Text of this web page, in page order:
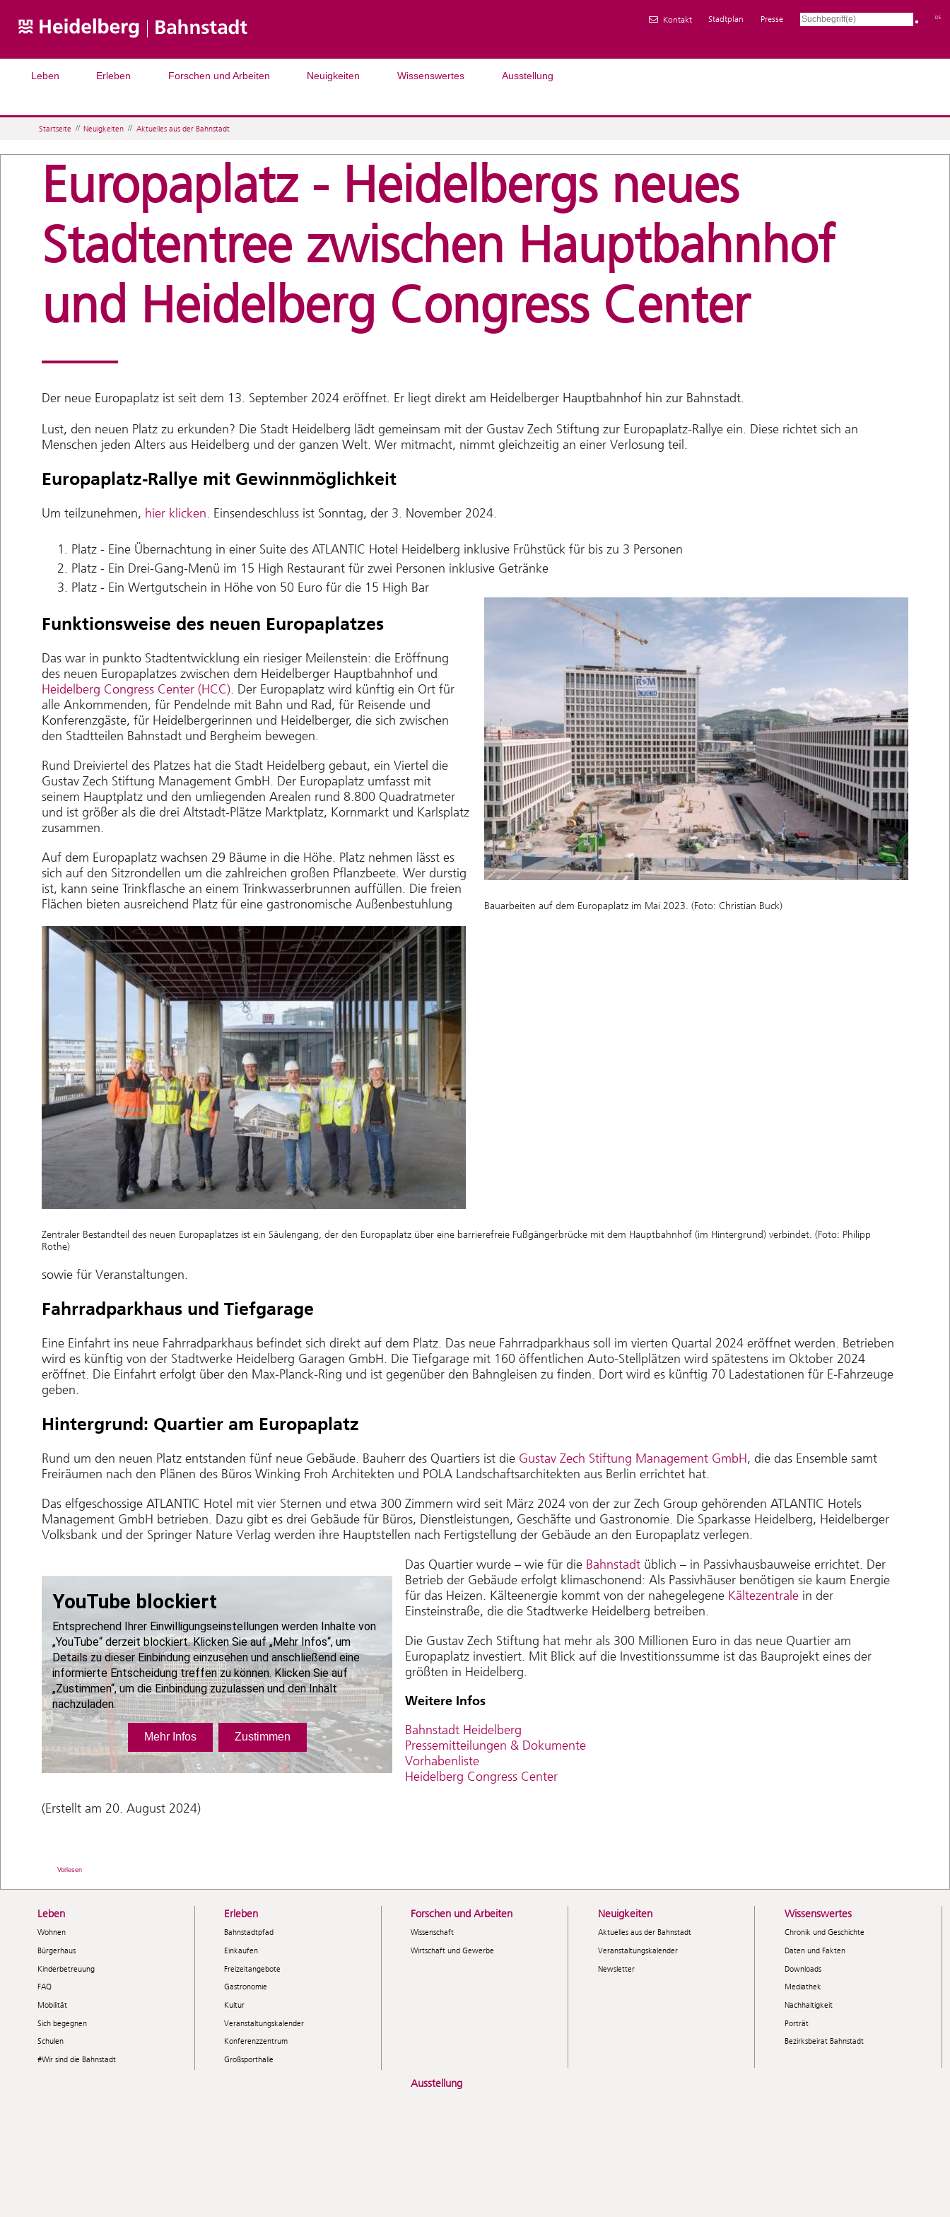
Kontakt Stadtplan Presse DE
Leben Erleben Forschen und Arbeiten Neuigkeiten Wissenswertes Ausstellung
Startseite // Neuigkeiten // Aktuelles aus der Bahnstadt
Europaplatz - Heidelbergs neues
Stadtentree zwischen Hauptbahnhof
und Heidelberg Congress Center
Der neue Europaplatz ist seit dem 13. September 2024 eröffnet. Er liegt direkt am Heidelberger Hauptbahnhof hin zur Bahnstadt.
Lust, den neuen Platz zu erkunden? Die Stadt Heidelberg lädt gemeinsam mit der Gustav Zech Stiftung zur Europaplatz-Rallye ein. Diese richtet sich an
Menschen jeden Alters aus Heidelberg und der ganzen Welt. Wer mitmacht, nimmt gleichzeitig an einer Verlosung teil.
Europaplatz-Rallye mit Gewinnmöglichkeit
Um teilzunehmen, hier klicken. Einsendeschluss ist Sonntag, der 3. November 2024.
Platz - Eine Übernachtung in einer Suite des ATLANTIC Hotel Heidelberg inklusive Frühstück für bis zu 3 Personen
Platz - Ein Drei-Gang-Menü im 15 High Restaurant für zwei Personen inklusive Getränke
Platz - Ein Wertgutschein in Höhe von 50 Euro für die 15 High Bar
Bauarbeiten auf dem Europaplatz im Mai 2023. (Foto: Christian Buck)
Funktionsweise des neuen Europaplatzes
Das war in punkto Stadtentwicklung ein riesiger Meilenstein: die Eröffnung
des neuen Europaplatzes zwischen dem Heidelberger Hauptbahnhof und
Heidelberg Congress Center (HCC). Der Europaplatz wird künftig ein Ort für
alle Ankommenden, für Pendelnde mit Bahn und Rad, für Reisende und
Konferenzgäste, für Heidelbergerinnen und Heidelberger, die sich zwischen
den Stadtteilen Bahnstadt und Bergheim bewegen.
Rund Dreiviertel des Platzes hat die Stadt Heidelberg gebaut, ein Viertel die
Gustav Zech Stiftung Management GmbH. Der Europaplatz umfasst mit
seinem Hauptplatz und den umliegenden Arealen rund 8.800 Quadratmeter
und ist größer als die drei Altstadt-Plätze Marktplatz, Kornmarkt und Karlsplatz
zusammen.
Zentraler Bestandteil des neuen Europaplatzes ist ein Säulengang, der den Europaplatz über eine barrierefreie Fußgängerbrücke mit dem Hauptbahnhof (im Hintergrund) verbindet. (Foto: Philipp
Rothe)
Auf dem Europaplatz wachsen 29 Bäume in die Höhe. Platz nehmen lässt es
sich auf den Sitzrondellen um die zahlreichen großen Pflanzbeete. Wer durstig
ist, kann seine Trinkflasche an einem Trinkwasserbrunnen auffüllen. Die freien
Flächen bieten ausreichend Platz für eine gastronomische Außenbestuhlung
sowie für Veranstaltungen.
Fahrradparkhaus und Tiefgarage
Eine Einfahrt ins neue Fahrradparkhaus befindet sich direkt auf dem Platz. Das neue Fahrradparkhaus soll im vierten Quartal 2024 eröffnet werden. Betrieben
wird es künftig von der Stadtwerke Heidelberg Garagen GmbH. Die Tiefgarage mit 160 öffentlichen Auto-Stellplätzen wird spätestens im Oktober 2024
eröffnet. Die Einfahrt erfolgt über den Max-Planck-Ring und ist gegenüber den Bahngleisen zu finden. Dort wird es künftig 70 Ladestationen für E-Fahrzeuge
geben.
Hintergrund: Quartier am Europaplatz
Rund um den neuen Platz entstanden fünf neue Gebäude. Bauherr des Quartiers ist die Gustav Zech Stiftung Management GmbH, die das Ensemble samt
Freiräumen nach den Plänen des Büros Winking Froh Architekten und POLA Landschaftsarchitekten aus Berlin errichtet hat.
Das elfgeschossige ATLANTIC Hotel mit vier Sternen und etwa 300 Zimmern wird seit März 2024 von der zur Zech Group gehörenden ATLANTIC Hotels
Management GmbH betrieben. Dazu gibt es drei Gebäude für Büros, Dienstleistungen, Geschäfte und Gastronomie. Die Sparkasse Heidelberg, Heidelberger
Volksbank und der Springer Nature Verlag werden ihre Hauptstellen nach Fertigstellung der Gebäude an den Europaplatz verlegen.
Das Quartier wurde – wie für die Bahnstadtüblich – in Passivhausbauweise errichtet. Der
Betrieb der Gebäude erfolgt klimaschonend: Als Passivhäuser benötigen sie kaum Energie
für das Heizen. Kälteenergie kommt von der nahegelegene Kältezentralein der
Einsteinstraße, die die Stadtwerke Heidelberg betreiben.
Die Gustav Zech Stiftung hat mehr als 300 Millionen Euro in das neue Quartier am
Europaplatz investiert. Mit Blick auf die Investitionssumme ist das Bauprojekt eines der
größten in Heidelberg.
Weitere Infos
Bahnstadt Heidelberg
Pressemitteilungen & Dokumente
Vorhabenliste
Heidelberg Congress Center
(Erstellt am 20. August 2024)
Vorlesen
Leben
Wohnen
Bürgerhaus
Kinderbetreuung
FAQ
Mobilität
Sich begegnen
Schulen
#Wir sind die Bahnstadt
Erleben
Bahnstadtpfad
Einkaufen
Freizeitangebote
Gastronomie
Kultur
Veranstaltungskalender
Konferenzzentrum
Großsporthalle
Forschen und Arbeiten
Wissenschaft
Wirtschaft und Gewerbe
Neuigkeiten
Aktuelles aus der Bahnstadt
Veranstaltungskalender
Newsletter
Wissenswertes
Chronik und Geschichte
Daten und Fakten
Downloads
Mediathek
Nachhaltigkeit
Porträt
Bezirksbeirat Bahnstadt
Ausstellung